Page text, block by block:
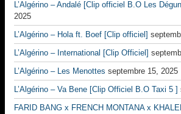
L’Algérino – Andalé [Clip officiel B.O Les
2025
L’Algérino – Hola ft. Boef [Clip officiel]
L’Algérino – International [Clip Officiel]
L’Algérino – Les Menottes septembre 15, 2025
L’Algérino – Va Bene [Clip Officiel B.O Taxi 5 ]
FARID BANG x FRENCH MONTANA x